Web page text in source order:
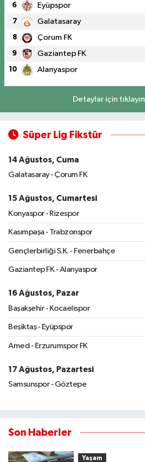
6 Eyüpspor
7 Galatasaray
8 Çorum FK
9 Gaziantep FK
10 Alanyaspor
Detaylar için tıklayın
Süper Lig Fikstür
14 Ağustos, Cuma
Galatasaray - Çorum FK
15 Ağustos, Cumartesi
Konyaspor - Rizespor
Kasımpaşa - Trabzonspor
Gençlerbirliği S.K. - Fenerbahçe
Gaziantep FK - Alanyaspor
16 Ağustos, Pazar
Başakşehir - Kocaelispor
Beşiktaş - Eyüpspor
Amed - Erzurumspor FK
17 Ağustos, Pazartesi
Samsunspor - Göztepe
Son Haberler
Yaşam